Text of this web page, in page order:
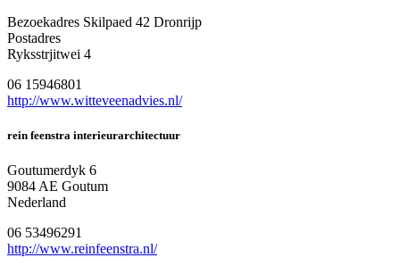
Bezoekadres Skilpaed 42 Dronrijp
Postadres
Ryksstrjitwei 4
06 15946801
http://www.witteveenadvies.nl/
rein feenstra interieurarchitectuur
Goutumerdyk 6
9084 AE Goutum
Nederland
06 53496291
http://www.reinfeenstra.nl/